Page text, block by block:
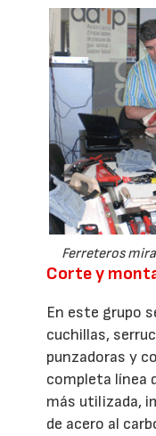
Ferreteros
Corte y
En este grupo
cuchillas,
punzadoras y
completa línea
más utilizada,
de acero al